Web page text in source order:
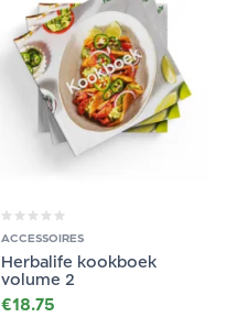
ACCESSOIRES
Herbalife kookboek
volume 2
€18.75